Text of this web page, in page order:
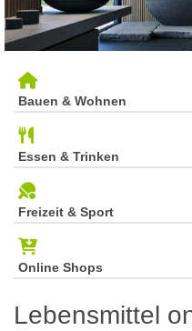
Bauen & Wohnen
Essen & Trinken
Freizeit & Sport
Online Shops
Lebensmittel